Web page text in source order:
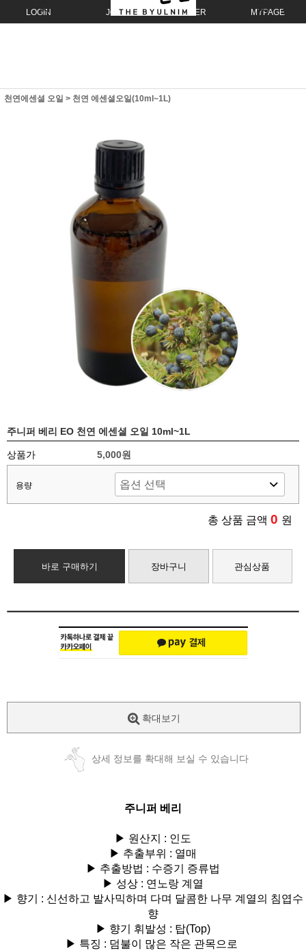
LOGIN JOIN ORDER MYPAGE
천연에센셜 오일 > 천연 에센셜오일(10ml~1L)
주니퍼 베리 EO 천연 에센셜 오일 10ml~1L
상품가 5,000원
용량
총 상품 금액 0 원
바로 구매하기 장바구니 관심상품
확대보기
상세 정보를 확대해 보실 수 있습니다
주니퍼 베리
▶ 원산지 : 인도
▶ 추출부위 : 열매
▶ 추출방법 : 수증기 증류법
▶ 성상 : 연노랑 계열
▶ 향기 : 신선하고 발사믹하며 다며 달콤한 나무 계열의 침엽수
향
▶ 향기 휘발성 : 탑(Top)
▶ 특징 : 덤불이 많은 작은 관목으로